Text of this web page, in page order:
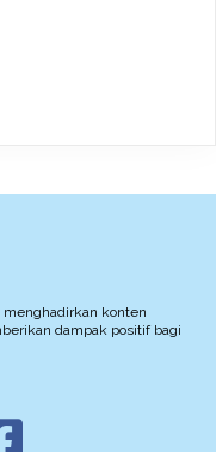
konten
dampak positif bagi